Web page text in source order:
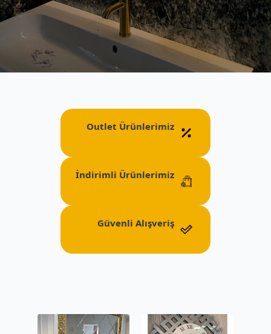
Outlet Ürünlerimiz
İndirimli Ürünlerimiz
Güvenli Alışveriş